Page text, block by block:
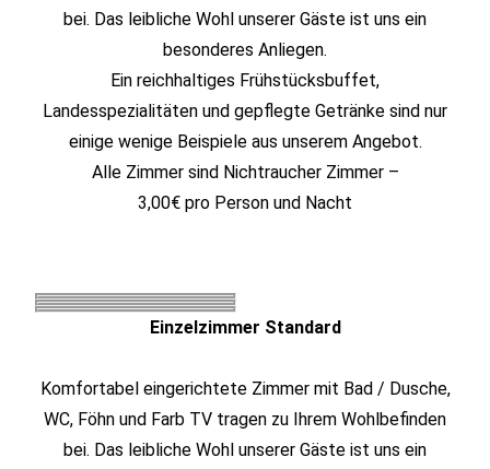
bei. Das leibliche Wohl unserer Gäste ist uns ein
besonderes Anliegen.
Ein reichhaltiges Frühstücksbuffet,
Landesspezialitäten und gepflegte Getränke sind nur
einige wenige Beispiele aus unserem Angebot.
Alle Zimmer sind Nichtraucher Zimmer –
3,00€ pro Person und Nacht
Einzelzimmer Standard
Komfortabel eingerichtete Zimmer mit Bad / Dusche,
WC, Föhn und Farb TV tragen zu Ihrem Wohlbefinden
bei. Das leibliche Wohl unserer Gäste ist uns ein